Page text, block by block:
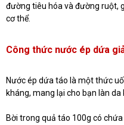
đường tiêu hóa và đường ruột,
cơ thể.
Công thức nước ép dứa
Nước ép dứa táo là một thức
kháng, mang lại cho bạn làn
Bời trong quả táo 100g có